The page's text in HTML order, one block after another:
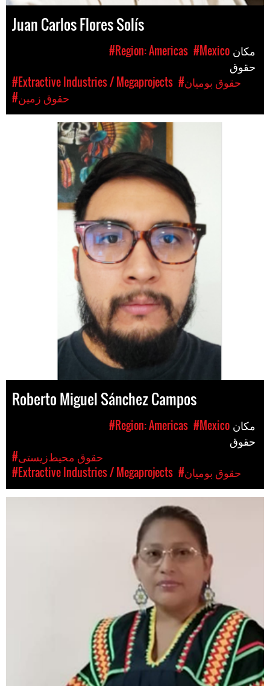
Juan Carlos Flores Solís
#Region: Americas #Mexico
#Extractive Industries / Megaprojects
#حقوق بومیان
#حقوق زمین
Roberto Miguel Sánchez Campos
#Region: Americas #Mexico
#حقوق محیط‌زیستی
#Extractive Industries / Megaprojects
#حقوق بومیان